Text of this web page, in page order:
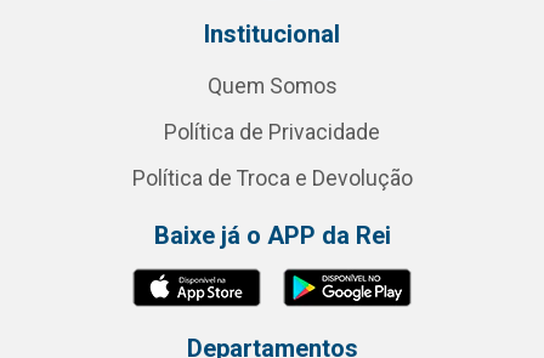
Institucional
Quem Somos
Política de Privacidade
Política de Troca e Devolução
Baixe já o APP da Rei
Departamentos